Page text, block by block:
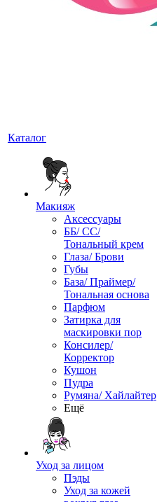
Каталог
Макияж
Аксессуары
ББ/ СС/
Тональный крем
Глаза/ Брови
Губы
База/ Праймер/
Тональная основа
Парфюм
Затирка для
маскировки пор
Консилер/
Корректор
Кушон
Пудра
Румяна/ Хайлайтер
Ещё
Уход за лицом
Пэды
Уход за кожей